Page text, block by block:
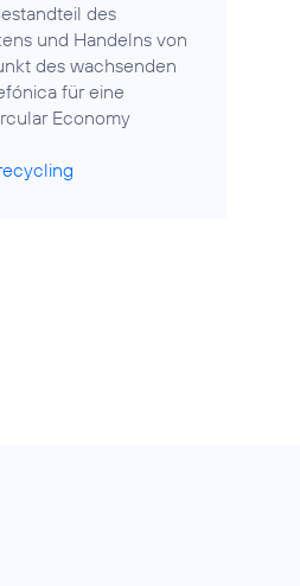
des
und Handelns von
des wachsenden
für eine
Economy